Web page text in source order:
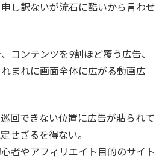
し訳ないが流石に酷いから言わせ
コンテンツを9割ほど覆う広告、
まれに画面全体に広がる動画広
回できない位置に広告が貼られて
せざるを得ない。
者やアフィリエイト目的のサイト